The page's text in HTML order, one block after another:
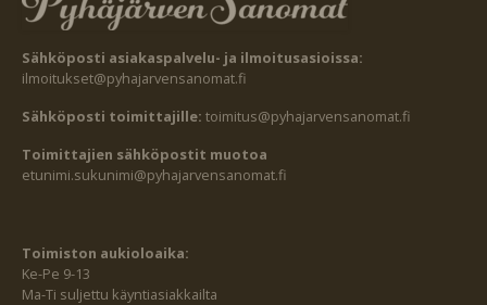
Sähköposti asiakaspalvelu- ja ilmoitusasioissa:
ilmoitukset@pyhajarvensanomat.fi
Sähköposti toimittajille: toimitus@pyhajarvensanomat.fi
Toimittajien sähköpostit muotoa
etunimi.sukunimi@pyhajarvensanomat.fi
Toimiston aukioloaika:
Ke-Pe 9-13
Ma-Ti suljettu käyntiasiakkailta